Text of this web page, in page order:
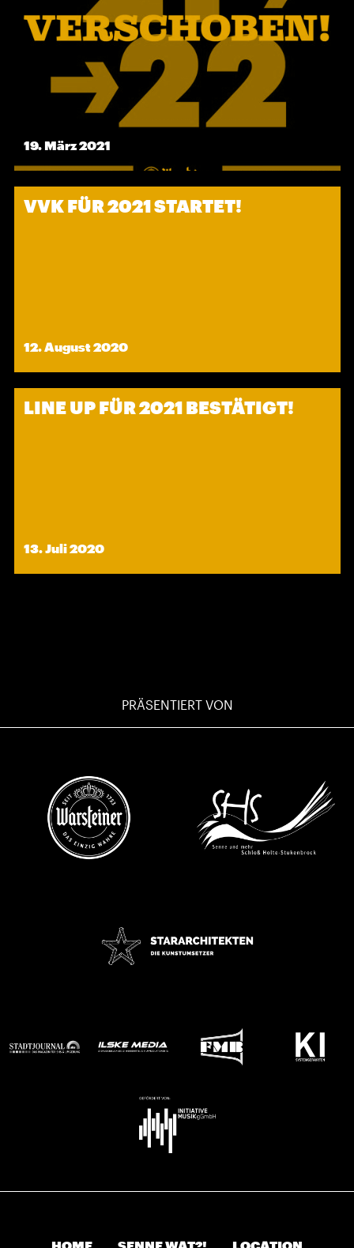
19. März 2021
VVK FÜR 2021 STARTET!
12. August 2020
LINE UP FÜR 2021 BESTÄTIGT!
13. Juli 2020
PRÄSENTIERT VON